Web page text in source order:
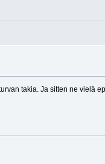
takia. Ja sitten ne vielä